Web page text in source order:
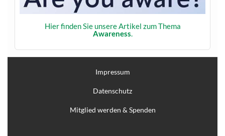
Hier finden Sie unsere Artikel zum Thema
Awareness.
Impressum
Datenschutz
Mitglied werden & Spenden